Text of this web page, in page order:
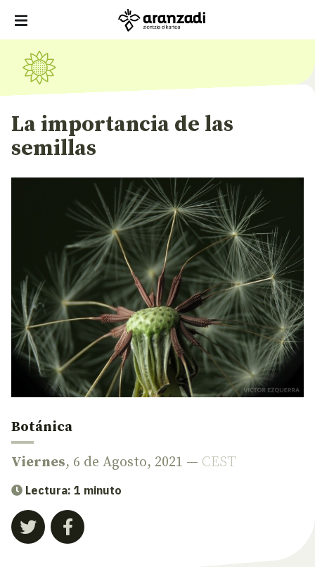
La importancia de las
semillas
Botánica
Viernes, 6 de Agosto, 2021 — CEST
Lectura: 1 minuto